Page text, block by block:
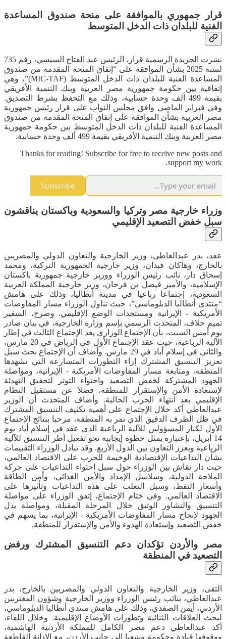
قرار جمهوري بالموافقة على منحة صندوق المساعدة
الفنية للبلدان ذات الدخل المتوسط
نشرت الجريدة الرسمية قرار، الرئيس عبد الفتاح السيسي، رقم 735
لسنة 2025 بشأن الموافقة على “إتفاق المنحة المقدمة من صندوق
المساعدة الفنية للبلدان ذات الدخل المتوسط (MIC-TAF)”، وهي
إتفاقية بين حكومة جمهورية مصر العربية وبنك التنمية الأفريقي
بقيمة 499 ألف وحدة حسابية، وذلك مع التحفظ بشرط التصديق.
وفي فبراير الماضي وافق مجلس النواب على قرار رئيس جمهورية
مصر العربية بشأن الموافقة على إتفاق المنحة المقدمة من صندوق
المساعدة الفنية للبلدان ذات الدخل المتوسط بين حكومة جمهورية
مصر العربية وبنك التنمية الأفريقي بقيمة 499 ألف وحدة حسابية.
Thanks for reading! Subscribe for free to receive new posts and
support my work.
Subscribe
وزراء خارجية مصر وتركيا والسعودية وباكستان يناقشون
سبل خفض التصعيد الإقليمي
عقد، بدر عبدالعاطي، وزير الخارجية والتعاون الدولي والمصريين
بالخارج، وهاكان فيدان، وزير خارجية الجمهورية التركية، ومحمد
إسحاق دار، نائب رئيس الوزراء ووزير خارجية جمهورية باكستان
الإسلامية، والأمير فيصل بن فرحان، وزير خارجية المملكة العربية
السعودية، إجتماعا رباعيا في مدينة أنطاليا، وذلك على هامش
“منتدى أنطاليا الدبلوماسي”، حيث تناول الوزراء مسار المفاوضات
الأمريكية - الإيرانية ومستجدات الوضع الإقليمي. وصرح، السفير
تميم خلاف، المتحدث الرسمي بإسم وزارة الخارجية، في بيان صادر
يوم أمس السبت، بأن الإجتماع الوزاري يعد الإجتماع الثالث في إطار
الآلية الرباعية، حيث عقد الإجتماع الأول في الرياض في 20 مارس،
والثاني في إسلام أباد في 29 مارس. وأضاف أن الإجتماع بحث سبل
تعزيز التنسيق المشترك إزاء التطورات المتسارعة التي تشهدها
المنطقة، ومتابعة مسار المفاوضات الأمريكية - الإيرانية، ومواصلة
الجهود المشتركة لخفض التصعيد واحتواء التوتر لتحقيق التهدئة
لإستعادة الأمن والإستقرار للمنطقة، فضلا عن مستقبل النظام
الإقليمي بعد انتهاء الحرب الحالية. وأضاف المتحدث أن الوزير
عبدالعاطي أكد خلال الإجتماع على أهمية تكثيف التنسيق المشترك
في ظل الظرف الدقيق الذي تمر به المنطقة، مرحبا بنتائج الإجتماع
الأول لكبار المسؤولين للآلية الرباعية الذي عقد في إسلام أباد يوم
14 أبريل، بإعتباره يمثل خطوة إيجابية نحو تفعيل أطر التنسيق للآلية
الرباعية ويعزز التعاون بين الدول الأربع. وقد تبادل الوزراء التقييمات
بشأن التداعيات الإقتصادية الوخيمة للحرب على الاقتصاد العالمي،
حيث دار نقاش بين الوزراء حول سبل احتواء التداعيات على حركة
الملاحة الدولية، وسلاسل الإمداد والأمن الغذائي، وأمن الطاقة
وأسعار النفط، وسبل التغلب على هذه التداعيات وتأثيرها على
الاقتصاد العالمي. وفي ختام الإجتماع، إتفق الوزراء على مواصلة
التنسيق والتشاور الوثيق خلال المرحلة المقبلة، ومواصلة بذل
الجهود لإنجاح مسار المفاوضات الأمريكية - الإيرانية، بما يسهم في
خفض التصعيد وإستعادة الهدوء والأمن والإستقرار للمنطقة.
مصر والأردن تؤكدان دعم التنسيق المشترك ورفض
التصعيد في المنطقة
التقى، وزير الخارجية والتعاون الدولي والمصريين بالخارج، بدر
عبدالعاطي، بنائب رئيس الوزراء ووزير الخارجية وشؤون المغتربين
الأردني، أيمن الصفدي، وذلك على هامش منتدى أنطاليا الدبلوماسي،
لبحث العلاقات الثنائية وتطورات الأوضاع الإقليمية. وخلال اللقاء،
أكد عبدالعاطي دعم مصر الكامل للمملكة الأردنية الهاشمية،
ووقوفها قيادة وحكومة وشعبا إلى جانب الأردن، مع الإدانة القاطعة